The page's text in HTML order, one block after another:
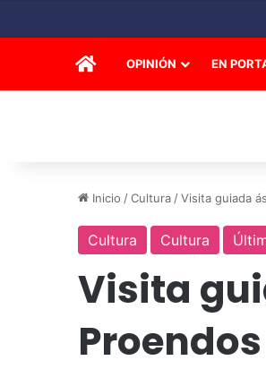
INICIOOPINIÓN EN
Inicio /Cultura /Visita guiada
Cultura Cultura
Visita